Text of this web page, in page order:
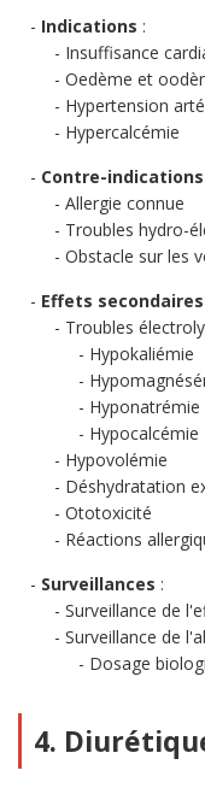
Indications :
Insuffisance
Oedème et
Hypertension
Hypercalcémie
Contre-indications
Allergie connue
Troubles hydro-
Obstacle sur les
Effets secondaires
Troubles
Hypokaliémie
Hypocalcémie
Hypovolémie
Déshydratation
Ototoxicité
Réactions
Surveillances :
Surveillance de
Surveillance de
Dosage
4.